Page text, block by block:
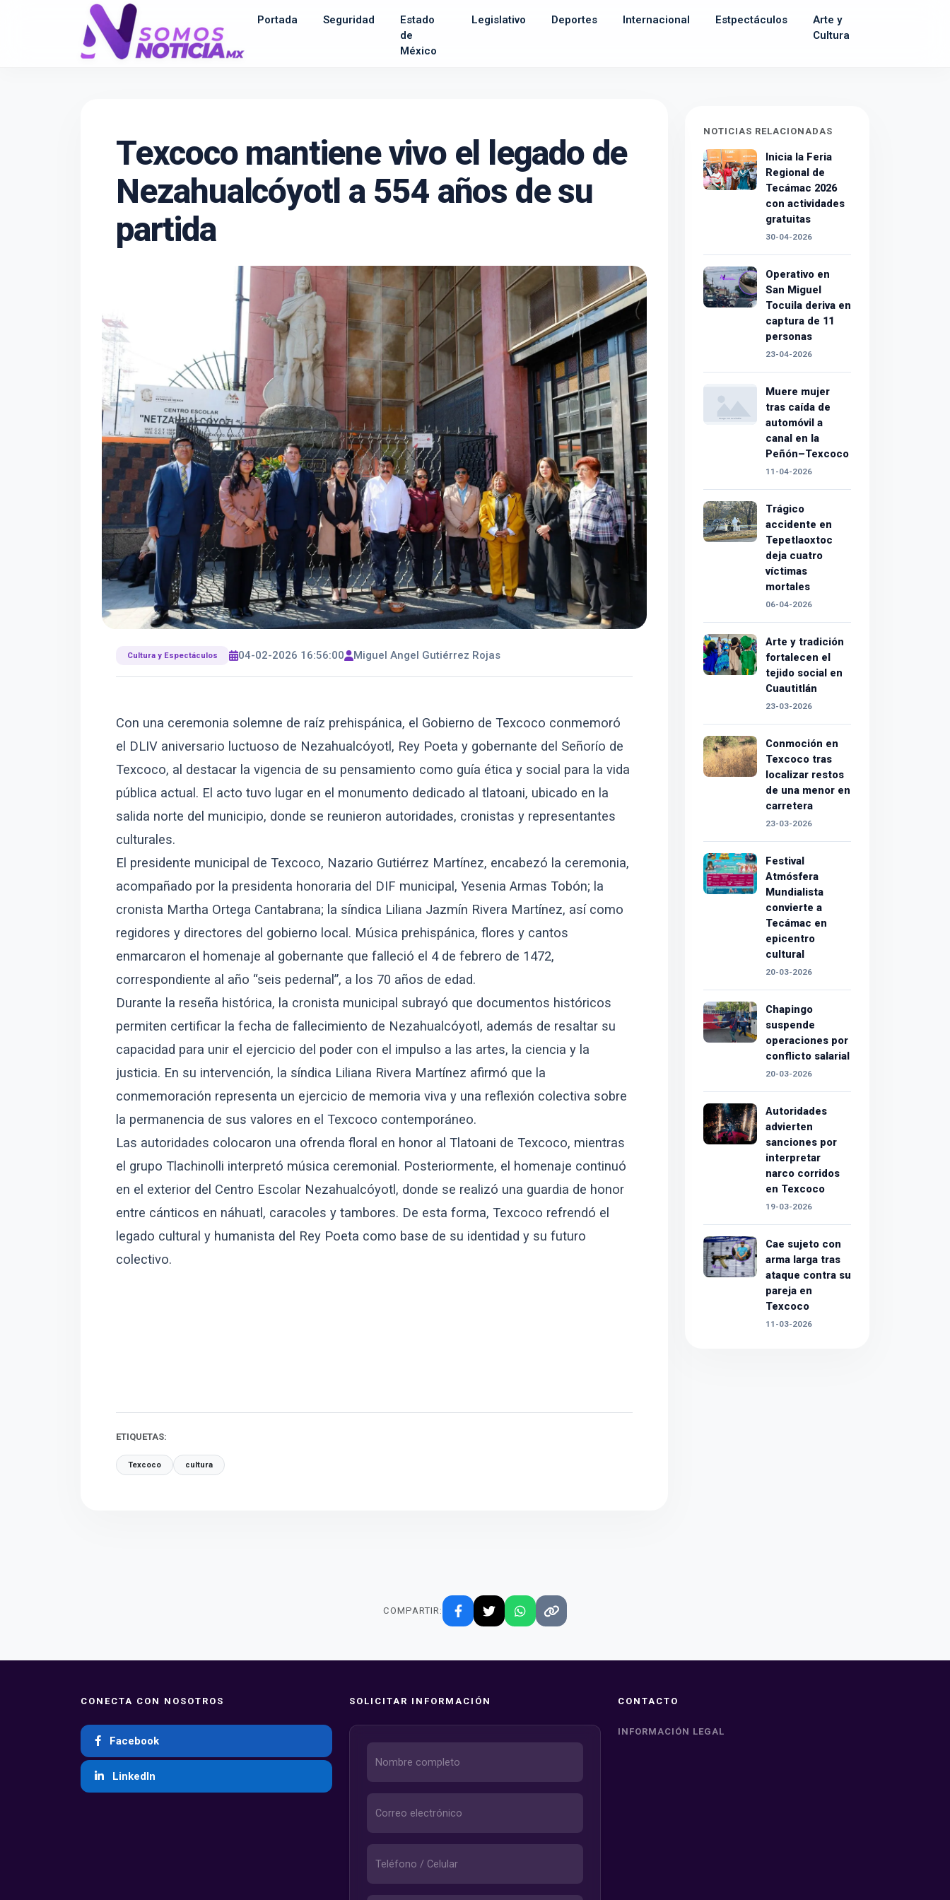
Portada Seguridad
Estado
de
México
Legislativo Deportes Internacional Estpectáculos
Arte y
Cultura
Texcoco mantiene vivo el legado de
Nezahualcóyotl a 554 años de su
partida
Cultura y Espectáculos 04-02-2026 16:56:00 Miguel Angel Gutiérrez Rojas
Con una ceremonia solemne de raíz prehispánica, el Gobierno de Texcoco conmemoró
el DLIV aniversario luctuoso de Nezahualcóyotl, Rey Poeta y gobernante del Señorío de
Texcoco, al destacar la vigencia de su pensamiento como guía ética y social para la vida
pública actual. El acto tuvo lugar en el monumento dedicado al tlatoani, ubicado en la
salida norte del municipio, donde se reunieron autoridades, cronistas y representantes
culturales.
El presidente municipal de Texcoco, Nazario Gutiérrez Martínez, encabezó la ceremonia,
acompañado por la presidenta honoraria del DIF municipal, Yesenia Armas Tobón; la
cronista Martha Ortega Cantabrana; la síndica Liliana Jazmín Rivera Martínez, así como
regidores y directores del gobierno local. Música prehispánica, flores y cantos
enmarcaron el homenaje al gobernante que falleció el 4 de febrero de 1472,
correspondiente al año “seis pedernal”, a los 70 años de edad.
Durante la reseña histórica, la cronista municipal subrayó que documentos históricos
permiten certificar la fecha de fallecimiento de Nezahualcóyotl, además de resaltar su
capacidad para unir el ejercicio del poder con el impulso a las artes, la ciencia y la
justicia. En su intervención, la síndica Liliana Rivera Martínez afirmó que la
conmemoración representa un ejercicio de memoria viva y una reflexión colectiva sobre
la permanencia de sus valores en el Texcoco contemporáneo.
Las autoridades colocaron una ofrenda floral en honor al Tlatoani de Texcoco, mientras
el grupo Tlachinolli interpretó música ceremonial. Posteriormente, el homenaje continuó
en el exterior del Centro Escolar Nezahualcóyotl, donde se realizó una guardia de honor
entre cánticos en náhuatl, caracoles y tambores. De esta forma, Texcoco refrendó el
legado cultural y humanista del Rey Poeta como base de su identidad y su futuro
colectivo.
ETIQUETAS:
Texcoco cultura
NOTICIAS RELACIONADAS
Inicia la Feria
Regional de
Tecámac 2026
con actividades
gratuitas
30-04-2026
Operativo en
San Miguel
Tocuila deriva en
captura de 11
personas
23-04-2026
Muere mujer
tras caída de
automóvil a
canal en la
Peñón–Texcoco
11-04-2026
Trágico
accidente en
Tepetlaoxtoc
deja cuatro
víctimas
mortales
06-04-2026
Arte y tradición
fortalecen el
tejido social en
Cuautitlán
23-03-2026
Conmoción en
Texcoco tras
localizar restos
de una menor en
carretera
23-03-2026
Festival
Atmósfera
Mundialista
convierte a
Tecámac en
epicentro
cultural
20-03-2026
Chapingo
suspende
operaciones por
conflicto salarial
20-03-2026
Autoridades
advierten
sanciones por
interpretar
narco corridos
en Texcoco
19-03-2026
Cae sujeto con
arma larga tras
ataque contra su
pareja en
Texcoco
11-03-2026
COMPARTIR:
CONECTA CON NOSOTROS
Facebook
LinkedIn
SOLICITAR INFORMACIÓN CONTACTO
INFORMACIÓN LEGAL